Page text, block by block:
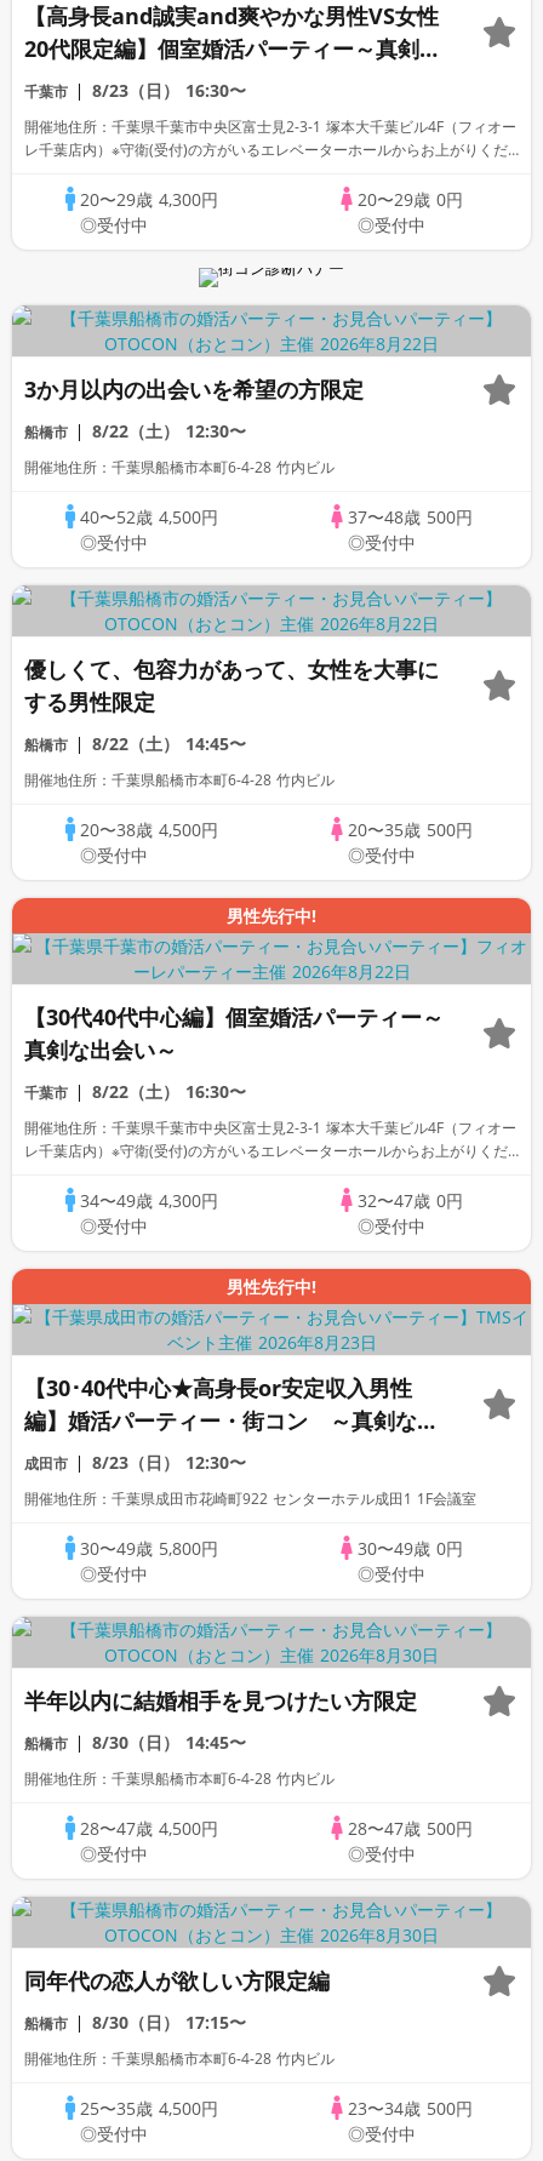
【高身長and誠実and爽やかな男性VS女性
20代限定編】個室婚活パーティー～真剣な
出会い～
千葉市 8/23（日） 16:30〜
開催地住所：千葉県千葉市中央区富士見2-3-1 塚本大千葉ビル4F（フィオー
レ千葉店内）※守衛(受付)の方がいるエレベーターホールからお上がりくだ
20〜29歳 4,300円
◎受付中
20〜29歳 0円
◎受付中
3か月以内の出会いを希望の方限定
船橋市 8/22（土） 12:30〜
開催地住所：千葉県船橋市本町6-4-28 竹内ビル
40〜52歳 4,500円
◎受付中
37〜48歳 500円
◎受付中
優しくて、包容力があって、女性を大事に
する男性限定
船橋市 8/22（土） 14:45〜
開催地住所：千葉県船橋市本町6-4-28 竹内ビル
20〜38歳 4,500円
◎受付中
20〜35歳 500円
◎受付中
男性先行中!
【30代40代中心編】個室婚活パーティー～
真剣な出会い～
千葉市 8/22（土） 16:30〜
開催地住所：千葉県千葉市中央区富士見2-3-1 塚本大千葉ビル4F（フィオー
レ千葉店内）※守衛(受付)の方がいるエレベーターホールからお上がりくだ
34〜49歳 4,300円
◎受付中
32〜47歳 0円
◎受付中
男性先行中!
【30･40代中心★高身長or安定収入男性
編】婚活パーティー・街コン ～真剣な出
会い～
成田市 8/23（日） 12:30〜
開催地住所：千葉県成田市花崎町922 センターホテル成田1 1F会議室
30〜49歳 5,800円
◎受付中
30〜49歳 0円
◎受付中
半年以内に結婚相手を見つけたい方限定
船橋市 8/30（日） 14:45〜
開催地住所：千葉県船橋市本町6-4-28 竹内ビル
28〜47歳 4,500円
◎受付中
28〜47歳 500円
◎受付中
同年代の恋人が欲しい方限定編
船橋市 8/30（日） 17:15〜
開催地住所：千葉県船橋市本町6-4-28 竹内ビル
25〜35歳 4,500円
◎受付中
23〜34歳 500円
◎受付中